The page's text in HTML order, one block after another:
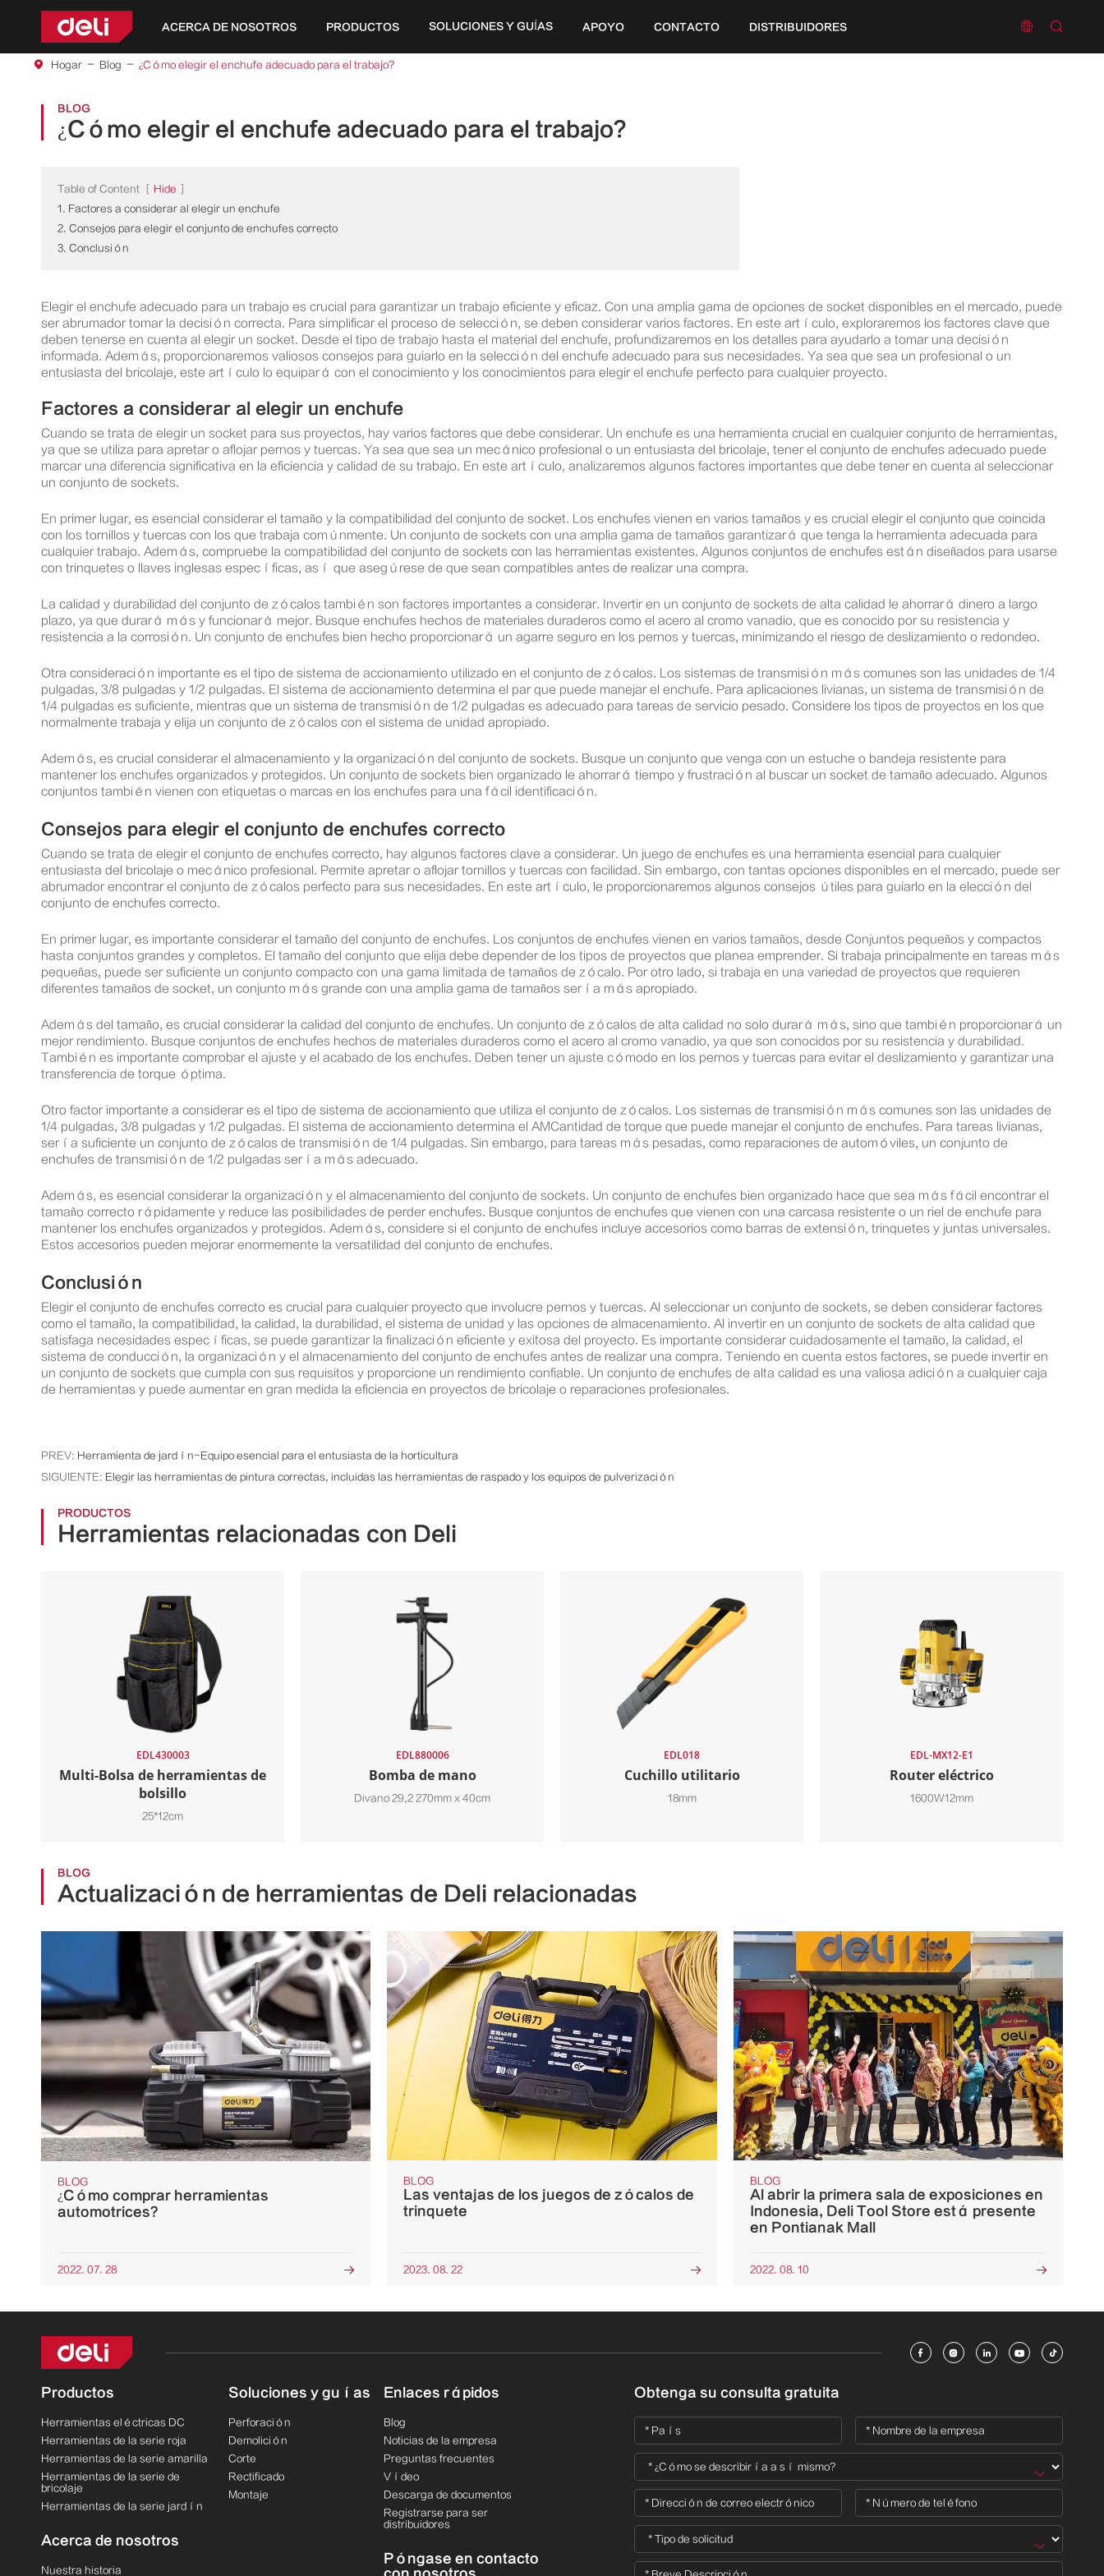
ACERCA DE NOSOTROS PRODUCTOS SOLUCIONES Y GUÍAS APOYO CONTACTO DISTRIBUIDORES  
Hogar Blog ¿Cómo elegir el enchufe adecuado para el trabajo?
BLOG
¿Cómo elegir el enchufe adecuado para el trabajo?
Table of Content Hide
1. Factores a considerar al elegir un enchufe
2. Consejos para elegir el conjunto de enchufes correcto
3. Conclusión
Elegir el enchufe adecuado para un trabajo es crucial para garantizar un trabajo eficiente y eficaz. Con una amplia gama de opciones de socket disponibles en el mercado, puede
ser abrumador tomar la decisión correcta. Para simplificar el proceso de selección, se deben considerar varios factores. En este artículo, exploraremos los factores clave que
deben tenerse en cuenta al elegir un socket. Desde el tipo de trabajo hasta el material del enchufe, profundizaremos en los detalles para ayudarlo a tomar una decisión
informada. Además, proporcionaremos valiosos consejos para guiarlo en la selección del enchufe adecuado para sus necesidades. Ya sea que sea un profesional o un
entusiasta del bricolaje, este artículo lo equipará con el conocimiento y los conocimientos para elegir el enchufe perfecto para cualquier proyecto.
Factores a considerar al elegir un enchufe
Cuando se trata de elegir un socket para sus proyectos, hay varios factores que debe considerar. Un enchufe es una herramienta crucial en cualquier conjunto de herramientas,
ya que se utiliza para apretar o aflojar pernos y tuercas. Ya sea que sea un mecánico profesional o un entusiasta del bricolaje, tener el conjunto de enchufes adecuado puede
marcar una diferencia significativa en la eficiencia y calidad de su trabajo. En este artículo, analizaremos algunos factores importantes que debe tener en cuenta al seleccionar
un conjunto de sockets.
En primer lugar, es esencial considerar el tamaño y la compatibilidad del conjunto de socket. Los enchufes vienen en varios tamaños y es crucial elegir el conjunto que coincida
con los tornillos y tuercas con los que trabaja comúnmente. Un conjunto de sockets con una amplia gama de tamaños garantizará que tenga la herramienta adecuada para
cualquier trabajo. Además, compruebe la compatibilidad del conjunto de sockets con las herramientas existentes. Algunos conjuntos de enchufes están diseñados para usarse
con trinquetes o llaves inglesas específicas, así que asegúrese de que sean compatibles antes de realizar una compra.
La calidad y durabilidad del conjunto de zócalos también son factores importantes a considerar. Invertir en un conjunto de sockets de alta calidad le ahorrará dinero a largo
plazo, ya que durará más y funcionará mejor. Busque enchufes hechos de materiales duraderos como el acero al cromo vanadio, que es conocido por su resistencia y
resistencia a la corrosión. Un conjunto de enchufes bien hecho proporcionará un agarre seguro en los pernos y tuercas, minimizando el riesgo de deslizamiento o redondeo.
Otra consideración importante es el tipo de sistema de accionamiento utilizado en el conjunto de zócalos. Los sistemas de transmisión más comunes son las unidades de 1/4
pulgadas, 3/8 pulgadas y 1/2 pulgadas. El sistema de accionamiento determina el par que puede manejar el enchufe. Para aplicaciones livianas, un sistema de transmisión de
1/4 pulgadas es suficiente, mientras que un sistema de transmisión de 1/2 pulgadas es adecuado para tareas de servicio pesado. Considere los tipos de proyectos en los que
normalmente trabaja y elija un conjunto de zócalos con el sistema de unidad apropiado.
Además, es crucial considerar el almacenamiento y la organización del conjunto de sockets. Busque un conjunto que venga con un estuche o bandeja resistente para
mantener los enchufes organizados y protegidos. Un conjunto de sockets bien organizado le ahorrará tiempo y frustración al buscar un socket de tamaño adecuado. Algunos
conjuntos también vienen con etiquetas o marcas en los enchufes para una fácil identificación.
Consejos para elegir el conjunto de enchufes correcto
Cuando se trata de elegir el conjunto de enchufes correcto, hay algunos factores clave a considerar. Un juego de enchufes es una herramienta esencial para cualquier
entusiasta del bricolaje o mecánico profesional. Permite apretar o aflojar tornillos y tuercas con facilidad. Sin embargo, con tantas opciones disponibles en el mercado, puede ser
abrumador encontrar el conjunto de zócalos perfecto para sus necesidades. En este artículo, le proporcionaremos algunos consejos útiles para guiarlo en la elección del
conjunto de enchufes correcto.
En primer lugar, es importante considerar el tamaño del conjunto de enchufes. Los conjuntos de enchufes vienen en varios tamaños, desde Conjuntos pequeños y compactos
hasta conjuntos grandes y completos. El tamaño del conjunto que elija debe depender de los tipos de proyectos que planea emprender. Si trabaja principalmente en tareas más
pequeñas, puede ser suficiente un conjunto compacto con una gama limitada de tamaños de zócalo. Por otro lado, si trabaja en una variedad de proyectos que requieren
diferentes tamaños de socket, un conjunto más grande con una amplia gama de tamaños sería más apropiado.
Además del tamaño, es crucial considerar la calidad del conjunto de enchufes. Un conjunto de zócalos de alta calidad no solo durará más, sino que también proporcionará un
mejor rendimiento. Busque conjuntos de enchufes hechos de materiales duraderos como el acero al cromo vanadio, ya que son conocidos por su resistencia y durabilidad.
También es importante comprobar el ajuste y el acabado de los enchufes. Deben tener un ajuste cómodo en los pernos y tuercas para evitar el deslizamiento y garantizar una
transferencia de torque óptima.
Otro factor importante a considerar es el tipo de sistema de accionamiento que utiliza el conjunto de zócalos. Los sistemas de transmisión más comunes son las unidades de
1/4 pulgadas, 3/8 pulgadas y 1/2 pulgadas. El sistema de accionamiento determina el AMCantidad de torque que puede manejar el conjunto de enchufes. Para tareas livianas,
sería suficiente un conjunto de zócalos de transmisión de 1/4 pulgadas. Sin embargo, para tareas más pesadas, como reparaciones de automóviles, un conjunto de
enchufes de transmisión de 1/2 pulgadas sería más adecuado.
Además, es esencial considerar la organización y el almacenamiento del conjunto de sockets. Un conjunto de enchufes bien organizado hace que sea más fácil encontrar el
tamaño correcto rápidamente y reduce las posibilidades de perder enchufes. Busque conjuntos de enchufes que vienen con una carcasa resistente o un riel de enchufe para
mantener los enchufes organizados y protegidos. Además, considere si el conjunto de enchufes incluye accesorios como barras de extensión, trinquetes y juntas universales.
Estos accesorios pueden mejorar enormemente la versatilidad del conjunto de enchufes.
Conclusión
Elegir el conjunto de enchufes correcto es crucial para cualquier proyecto que involucre pernos y tuercas. Al seleccionar un conjunto de sockets, se deben considerar factores
como el tamaño, la compatibilidad, la calidad, la durabilidad, el sistema de unidad y las opciones de almacenamiento. Al invertir en un conjunto de sockets de alta calidad que
satisfaga necesidades específicas, se puede garantizar la finalización eficiente y exitosa del proyecto. Es importante considerar cuidadosamente el tamaño, la calidad, el
sistema de conducción, la organización y el almacenamiento del conjunto de enchufes antes de realizar una compra. Teniendo en cuenta estos factores, se puede invertir en
un conjunto de sockets que cumpla con sus requisitos y proporcione un rendimiento confiable. Un conjunto de enchufes de alta calidad es una valiosa adición a cualquier caja
de herramientas y puede aumentar en gran medida la eficiencia en proyectos de bricolaje o reparaciones profesionales.
PREV: Herramienta de jardín-Equipo esencial para el entusiasta de la horticultura
SIGUIENTE: Elegir las herramientas de pintura correctas, incluidas las herramientas de raspado y los equipos de pulverización
PRODUCTOS
Herramientas relacionadas con Deli
EDL430003
Multi-Bolsa de herramientas de
bolsillo
25*12cm
EDL880006
Bomba de mano
Divano 29,2 270mm x 40cm
EDL018
Cuchillo utilitario
18mm
EDL-MX12-E1
Router eléctrico
1600W12mm
BLOG
Actualización de herramientas de Deli relacionadas
BLOG
¿Cómo comprar herramientas
automotrices?
2022. 07. 28 
BLOG
Las ventajas de los juegos de zócalos de
trinquete
2023. 08. 22 
BLOG
Al abrir la primera sala de exposiciones en
Indonesia, Deli Tool Store está presente
en Pontianak Mall
2022. 08. 10 
    
Productos
Herramientas eléctricas DC
Herramientas de la serie roja
Herramientas de la serie amarilla
Herramientas de la serie de
bricolaje
Herramientas de la serie jardín
Acerca de nosotros
Nuestra historia
Soluciones y guías
Perforación
Demolición
Corte
Rectificado
Montaje
Enlaces rápidos
Blog
Noticias de la empresa
Preguntas frecuentes
Vídeo
Descarga de documentos
Registrarse para ser
distribuidores
Póngase en contacto
Obtenga su consulta gratuita